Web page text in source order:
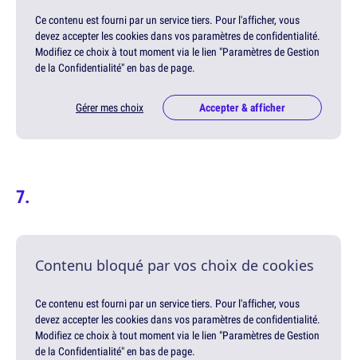
Ce contenu est fourni par un service tiers. Pour l'afficher, vous
devez accepter les cookies dans vos paramètres de confidentialité.
Modifiez ce choix à tout moment via le lien "Paramètres de Gestion
de la Confidentialité" en bas de page.
Gérer mes choix Accepter & afficher
Contenu bloqué par vos choix de cookies
Ce contenu est fourni par un service tiers. Pour l'afficher, vous
devez accepter les cookies dans vos paramètres de confidentialité.
Modifiez ce choix à tout moment via le lien "Paramètres de Gestion
de la Confidentialité" en bas de page.